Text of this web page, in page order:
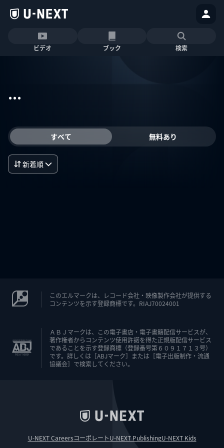
ビデオ ブック 検索
...
すべて 無料あり
新着順
このエルマークは、レコード会社・映像製作会社が提供する
コンテンツを示す登録商標です。RIAJ70024001
ＡＢＪマークは、この電子書店・電子書籍配信サービスが、
著作権者からコンテンツ使用許諾を得た正規版配信サービス
であることを示す登録商標（登録番号第６０９１７１３号）
です。詳しくは［ABJマーク］または［電子出版制作・流通
協議会］で検索してください。
U-NEXT CareersコーポレートU-NEXT PublishingU-NEXT Kids